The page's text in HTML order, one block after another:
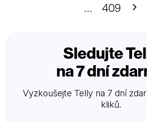
…
409 Další
Sledujte
na 7 dní
Vyzkoušejte Telly na 7 dní
kliků.